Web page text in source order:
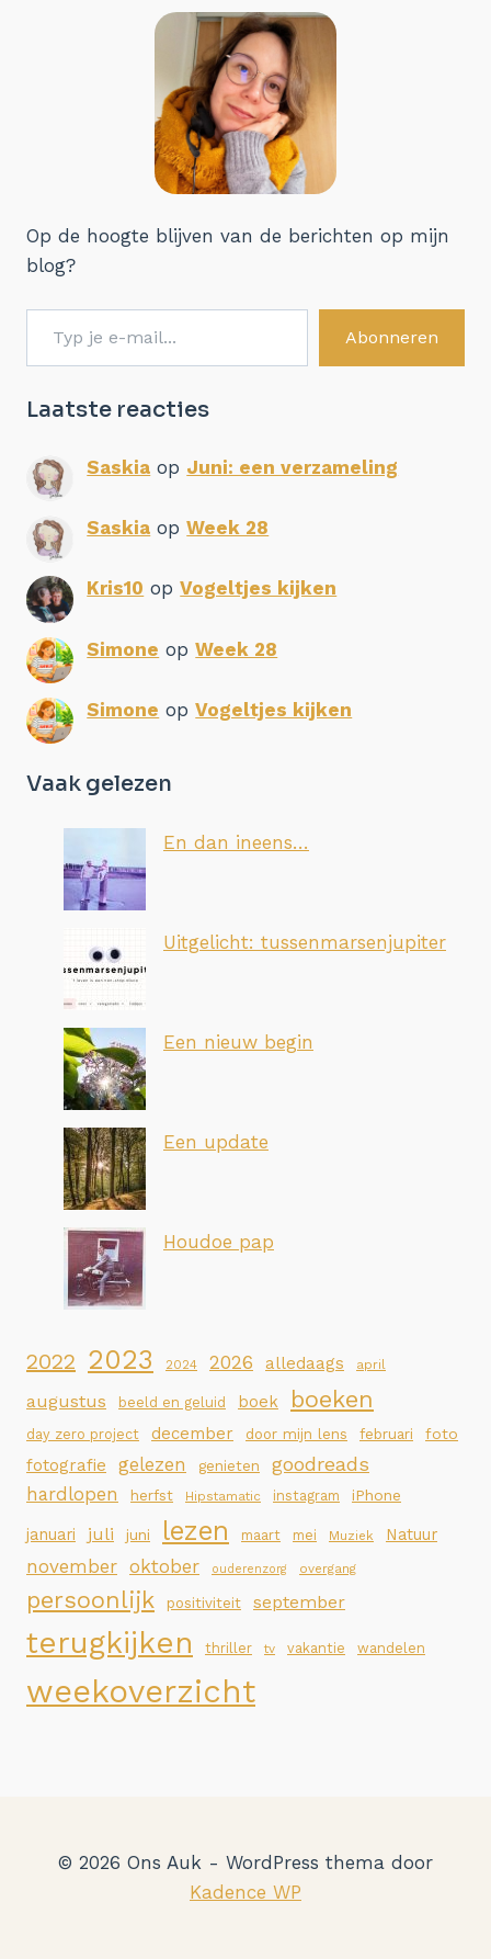
Op de hoogte blijven van de berichten op mijn
blog?
Typ je e-mail...
Abonneren
Laatste reacties
Saskia op Juni: een verzameling
Saskia opWeek 28
Kris10 opVogeltjes kijken
Simone opWeek 28
Simone opVogeltjes kijken
Vaak gelezen
En dan ineens…
Uitgelicht: tussenmarsenjupiter
Een nieuw begin
Een update
Houdoe pap
2022 2023 2024 2026 alledaags april
augustus beeld en geluid boek boeken
day zero project december door mijn lens februari foto
fotografie gelezen genieten goodreads
hardlopen herfst Hipstamatic instagram iPhone
januari juli juni lezen maart mei Muziek Natuur
november oktober ouderenzorg overgang
persoonlijk positiviteit september
terugkijken thriller tv vakantie wandelen
weekoverzicht
© 2026 Ons Auk - WordPress thema door
Kadence WP